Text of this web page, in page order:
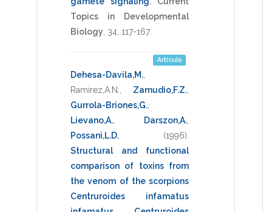
Topics in Developmental
Biology 34 117-167.
Artículo
Dehesa-Davila,M.
Ramirez,A.N.
Zamudio,F.Z.
Gurrola-Briones,G.
Lievano,A.
Darszon,A.
Possani,L.D.
(1996)
Structural and functional
comparison of toxins from
the venom of the scorpions
Centruroides infamatus